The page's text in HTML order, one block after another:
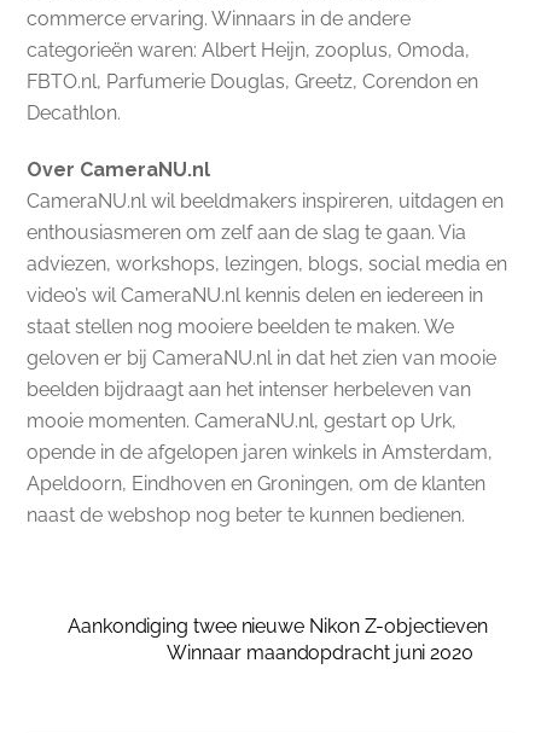
commerce ervaring. Winnaars in de andere
categorieën waren: Albert Heijn, zooplus, Omoda,
FBTO.nl, Parfumerie Douglas, Greetz, Corendon en
Decathlon.
Over CameraNU.nl
CameraNU.nl wil beeldmakers inspireren, uitdagen en
enthousiasmeren om zelf aan de slag te gaan. Via
adviezen, workshops, lezingen, blogs, social media en
video’s wil CameraNU.nl kennis delen en iedereen in
staat stellen nog mooiere beelden te maken. We
geloven er bij CameraNU.nl in dat het zien van mooie
beelden bijdraagt aan het intenser herbeleven van
mooie momenten. CameraNU.nl, gestart op Urk,
opende in de afgelopen jaren winkels in Amsterdam,
Apeldoorn, Eindhoven en Groningen, om de klanten
naast de webshop nog beter te kunnen bedienen.
Aankondiging twee nieuwe Nikon Z-objectieven
Winnaar maandopdracht juni 2020